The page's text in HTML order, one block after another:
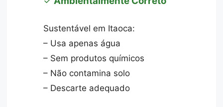
Sustentável em Itaoca:
– Usa apenas água
– Sem produtos químicos
– Não contamina solo
– Descarte adequado